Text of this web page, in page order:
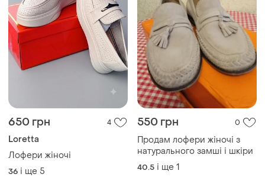
650 грн 4
Loretta
Лофери жіночі
36 і ще 5
550 грн 0
Продам лофери жіночі з
натурального замші і шкіри
40.5 і ще 1